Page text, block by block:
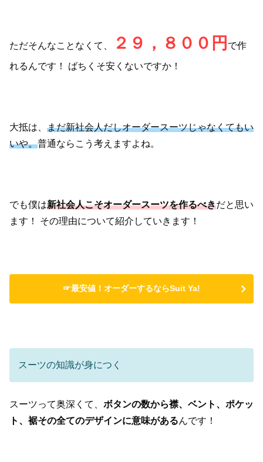
ただそんなことなくて、 ２９，８００円 で作
れるんです！ ばちくそ安くないですか！
大抵は、 まだ新社会人だしオーダースーツじゃなくてもい
いや。普通ならこう考えますよね。
でも僕は新社会人こそオーダースーツを作るべきだと思い
ます！
その理由について紹介していきます！
☞最安値！オーダーするならSuit Ya!
スーツの知識が身につく
スーツって奥深くて、 ボタンの数から襟、ベント、ポケッ
ト、裾その全てのデザインに意味があるんです！